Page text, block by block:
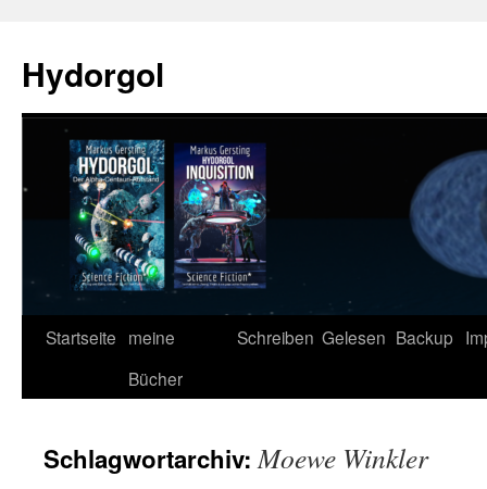
springen
Hydorgol
Startseite meine
Bücher
Schreiben Gelesen Backup
Schlagwortarchiv:Moewe Winkler